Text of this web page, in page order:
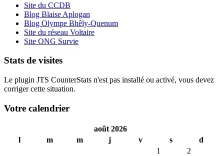
Site du CCDB
Blog Blaise Aplogan
Blog Olympe Bhêly-Quenum
Site du réseau Voltaire
Site ONG Survie
Stats de visites
Le plugin JTS CounterStats n'est pas installé ou activé, vous devez
corriger cette situation.
Votre calendrier
août 2026
l
m m j v s
d
1
2